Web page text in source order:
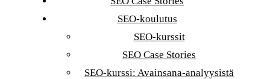
SEO-koulutus
SEO-kurssit
SEO Case Stories
SEO-kurssi: Avainsana-analyysistä